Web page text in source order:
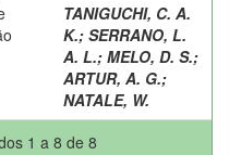
TANIGUCHI, C. A.
K.; SERRANO, L.
A. L.; MELO, D. S.;
ARTUR, A. G.;
NATALE, W.
1 a 8 de 8